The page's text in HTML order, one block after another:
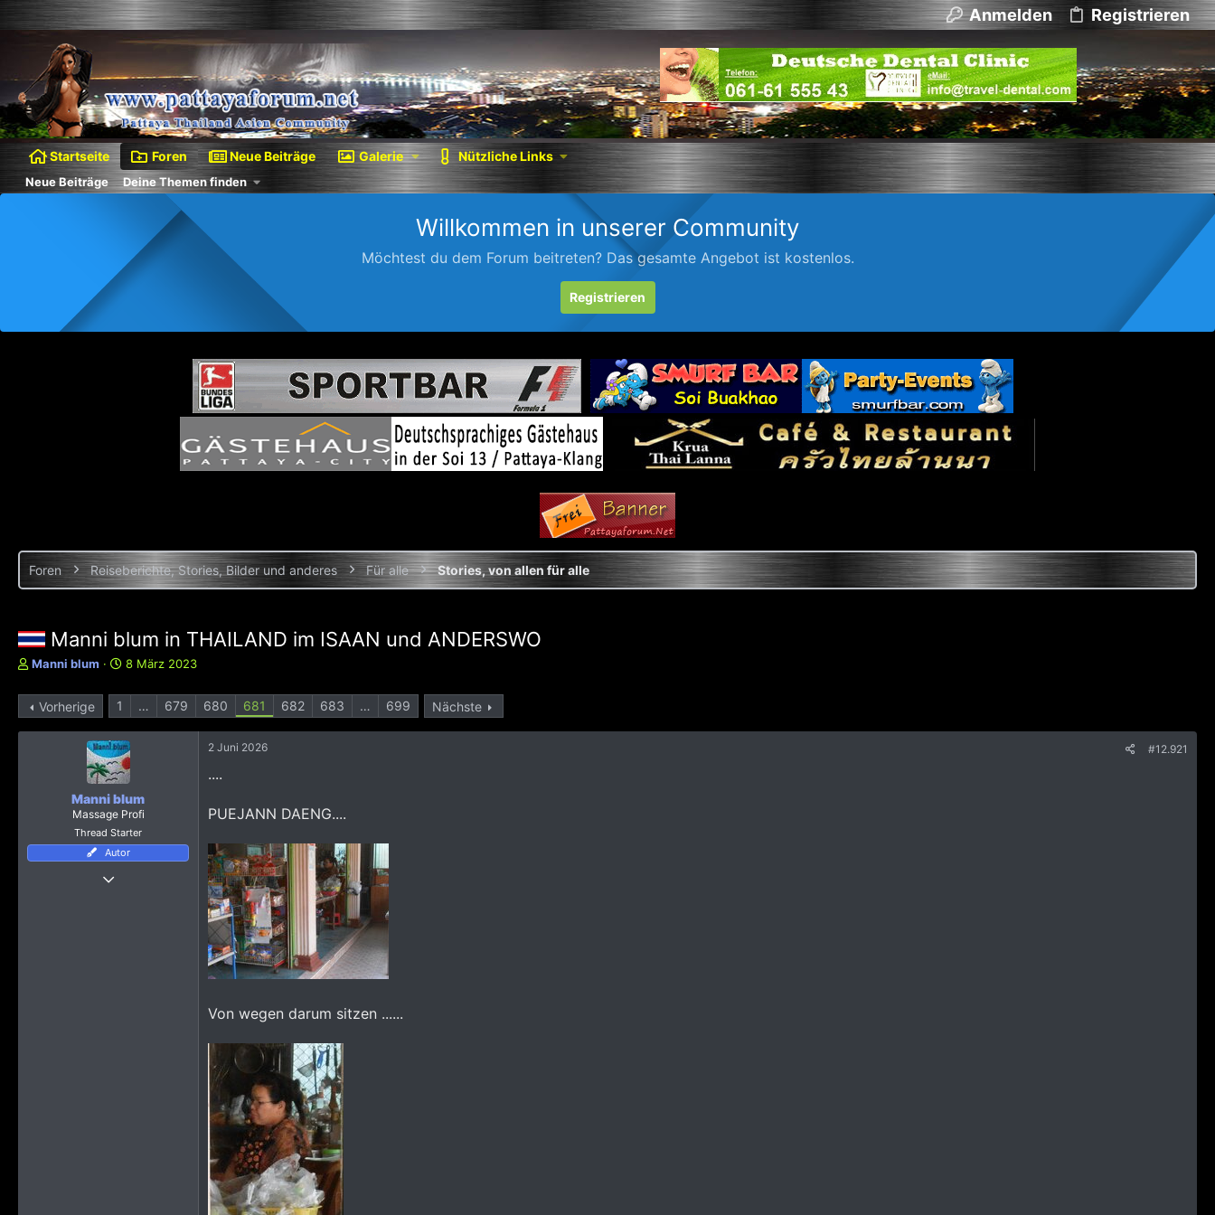
Anmelden Registrieren
Startseite Foren Neue Beiträge Galerie Nützliche Links
Neue Beiträge Deine Themen finden
Willkommen in unserer Community
Möchtest du dem Forum beitreten? Das gesamte Angebot ist kostenlos.
Registrieren
Foren Reiseberichte, Stories, Bilder und anderes Für alle Stories, von allen für alle
Manni blum in THAILAND im ISAAN und ANDERSWO
E
s
t
Manni blum
E
s
l
l
t
m
8 März 2023
Vorherige 1 … 679 680 681 682 683 … 699 Nächste
Manni blum
Massage Profi
Thread Starter
Autor
2 Juni 2026 #12.921
....
PUEJANN DAENG....
Von wegen darum sitzen ......